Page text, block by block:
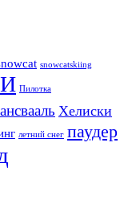
snowcatskiing
Пилотка
Хелиски
летний снег паудер